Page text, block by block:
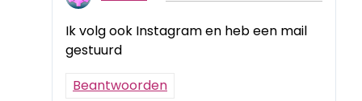
Ik volg ook Instagram en heb een mail
gestuurd
Beantwoorden